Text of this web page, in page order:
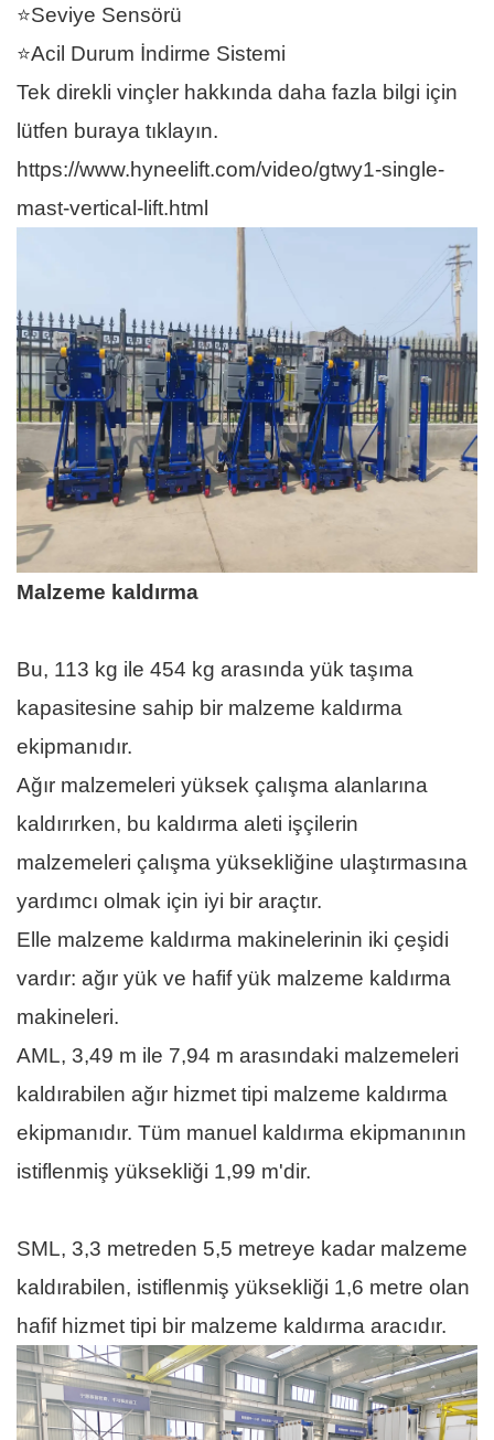
⭐Seviye Sensörü
⭐Acil Durum İndirme Sistemi
Tek direkli vinçler hakkında daha fazla bilgi için
lütfen buraya tıklayın.
https://www.hyneelift.com/video/gtwy1-single-
mast-vertical-lift.html
Malzeme kaldırma
Bu, 113 kg ile 454 kg arasında yük taşıma
kapasitesine sahip bir malzeme kaldırma
ekipmanıdır.
Ağır malzemeleri yüksek çalışma alanlarına
kaldırırken, bu kaldırma aleti işçilerin
malzemeleri çalışma yüksekliğine ulaştırmasına
yardımcı olmak için iyi bir araçtır.
Elle malzeme kaldırma makinelerinin iki çeşidi
vardır: ağır yük ve hafif yük malzeme kaldırma
makineleri.
AML, 3,49 m ile 7,94 m arasındaki malzemeleri
kaldırabilen ağır hizmet tipi malzeme kaldırma
ekipmanıdır. Tüm manuel kaldırma ekipmanının
istiflenmiş yüksekliği 1,99 m'dir.
SML, 3,3 metreden 5,5 metreye kadar malzeme
kaldırabilen, istiflenmiş yüksekliği 1,6 metre olan
hafif hizmet tipi bir malzeme kaldırma aracıdır.